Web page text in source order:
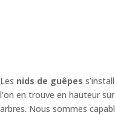
Les nids de guêpes
l’on en trouve en hauteur
arbres. Nous sommes